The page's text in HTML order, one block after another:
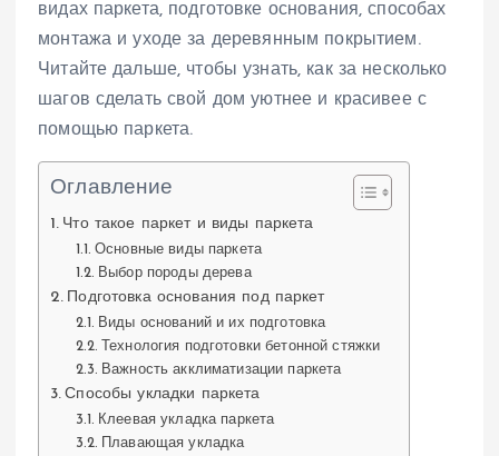
видах паркета, подготовке основания, способах
монтажа и уходе за деревянным покрытием.
Читайте дальше, чтобы узнать, как за несколько
шагов сделать свой дом уютнее и красивее с
помощью паркета.
Оглавление
Что такое паркет и виды паркета
Основные виды паркета
Выбор породы дерева
Подготовка основания под паркет
Виды оснований и их подготовка
Технология подготовки бетонной стяжки
Важность акклиматизации паркета
Способы укладки паркета
Клеевая укладка паркета
Плавающая укладка